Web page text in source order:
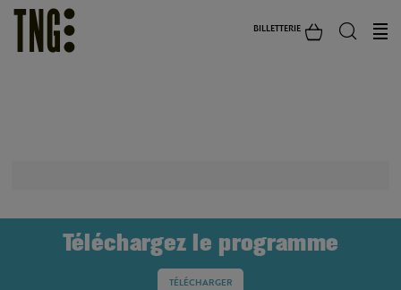
BILLETTERIE
Téléchargez le programme
TÉLÉCHARGER